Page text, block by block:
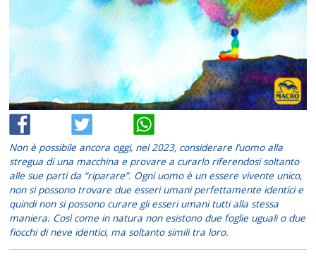
Non è possibile ancora oggi, nel 2023, considerare l’uomo alla
stregua di una macchina e provare a curarlo riferendosi soltanto
alle sue parti da “riparare”. Ogni uomo è un essere vivente unico,
non si possono trovare due esseri umani perfettamente identici e
quindi non si possono curare gli esseri umani tutti alla stessa
maniera. Così come in natura non esistono due foglie uguali o due
fiocchi di neve identici, ma soltanto simili tra loro.